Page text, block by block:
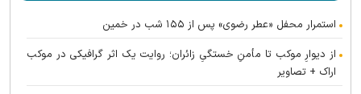
استمرار محفل «عطر رضوی» پس از ۱۵۵ شب در خمین
از دیوارِ موکب تا مأمنِ خستگیِ زائران؛ روایت یک اثر گرافیکی در موکب
اراک + تصاویر